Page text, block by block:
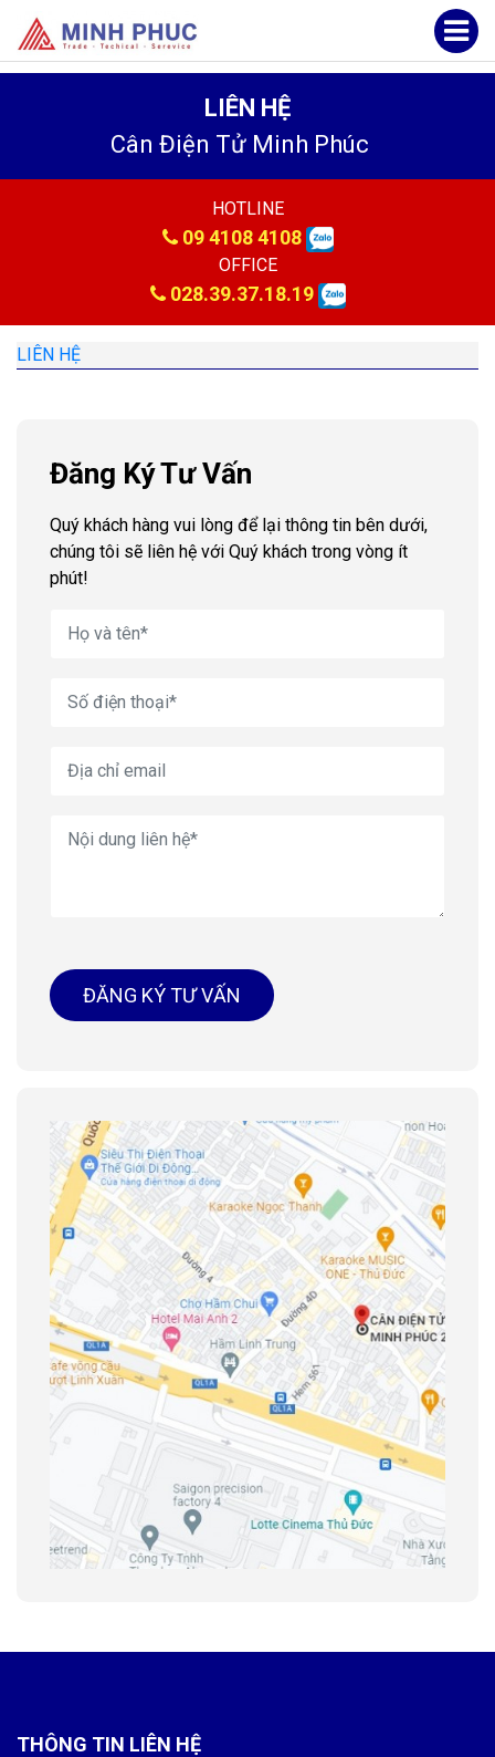
LIÊN HỆ
Cân Điện Tử Minh Phúc
HOTLINE
09 4108 4108
OFFICE
028.39.37.18.19
LIÊN HỆ
Đăng Ký Tư Vấn
Quý khách hàng vui lòng để lại thông tin bên dưới,
chúng tôi sẽ liên hệ với Quý khách trong vòng ít
phút!
ĐĂNG KÝ TƯ VẤN
THÔNG TIN LIÊN HỆ